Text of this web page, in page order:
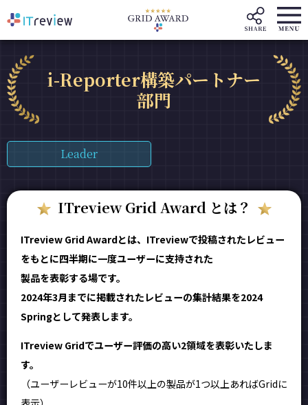
i-Reporter構築パートナー
部門
Leader
ITreview Grid Award とは？
ITreview Grid Awardとは、ITreviewで投稿されたレビュー
をもとに四半期に一度ユーザーに支持された
製品を表彰する場です。
2024年3月までに掲載されたレビューの集計結果を2024
Springとして発表します。
ITreview Gridでユーザー評価の高い2領域を表彰いたしま
す。
（ユーザーレビューが10件以上の製品が1つ以上あればGridに